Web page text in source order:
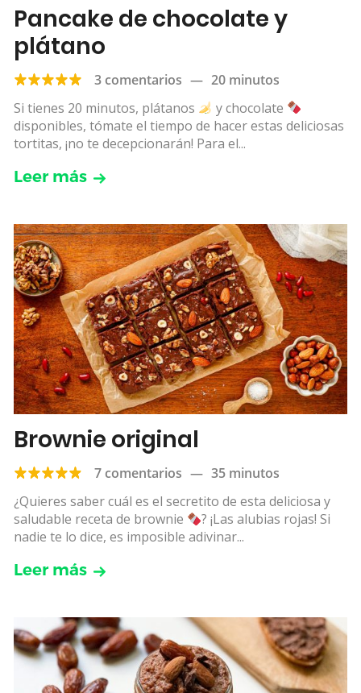
Pancake de chocolate y
plátano
3 comentarios — 20 minutos
Si tienes 20 minutos, plátanos
y chocolate
disponibles, tómate el tiempo de hacer estas deliciosas
tortitas, ¡no te decepcionarán! Para el...
Leer más
Brownie original
7 comentarios — 35 minutos
¿Quieres saber cuál es el secretito de esta deliciosa y
saludable receta de brownie
? ¡Las alubias rojas! Si
nadie te lo dice, es imposible adivinar...
Leer más